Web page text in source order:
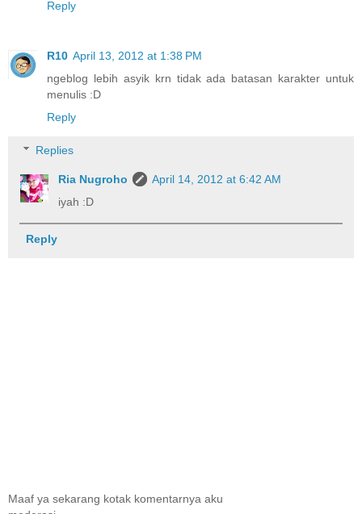
Reply
R10 April 13, 2012 at 1:38 PM
ngeblog lebih asyik krn tidak ada batasan karakter untuk
menulis :D
Reply
Replies
Ria Nugroho
April 14, 2012 at 6:42 AM
iyah :D
Reply
Maaf ya sekarang kotak komentarnya aku